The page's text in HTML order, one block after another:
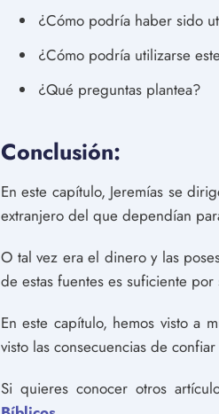
¿Cómo podría haber sido
¿Cómo podría utilizarse
¿Qué preguntas plantea?
Conclusión:
En este capítulo, Jeremías se
extranjero del que dependían
O tal vez era el dinero y las
de estas fuentes es suficiente
En este capítulo, hemos visto a
visto las consecuencias de
Si quieres conocer otros